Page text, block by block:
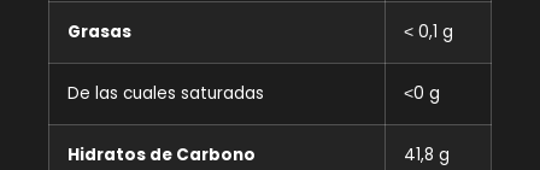
Grasas ˂ 0,1 g
De las cuales saturadas ˂0 g
Hidratos de Carbono 41,8 g